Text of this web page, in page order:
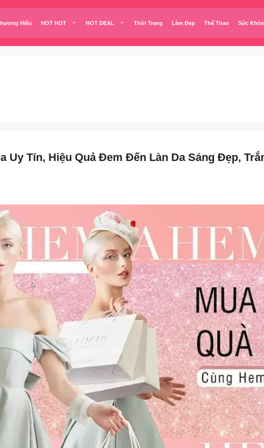
Hiệu HOT HOT HOT DEAL Thời Trang Làm Đẹp Thể Thao Sức Khỏe
Uy Tín, Hiệu Quả Đem Đến Làn Da Sáng Đẹp,